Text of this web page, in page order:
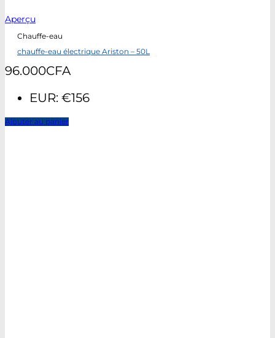
Aperçu
Chauffe-eau
chauffe-eau électrique Ariston – 50L
96.000CFA
EUR: €156
Ajouter au panier